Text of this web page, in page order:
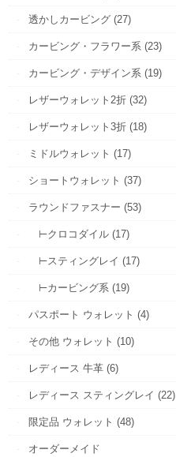
透かしカービング (27)
カービング・フラワー系 (23)
カービング・デザイン系 (19)
レザーウォレット2折 (32)
レザーウォレット3折 (18)
ミドルウォレット (17)
ショートウォレット (37)
ラウンドファスナー (53)
⊢クロコダイル (17)
⊢スティングレイ (17)
⊢カービング系 (19)
パスポート ウォレット (4)
その他 ウォレット (10)
レディース 牛革 (6)
レディース スティングレイ (22)
限定品 ウォレット (48)
オーダーメイド